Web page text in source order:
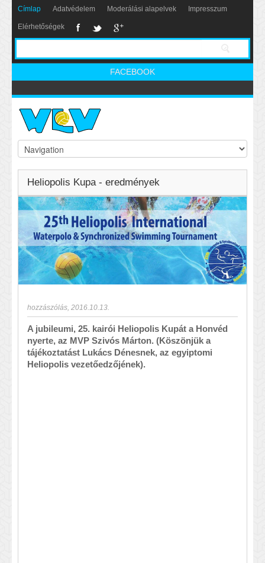
Címlap Adatvédelem Moderálási alapelvek Impresszum
Elérhetőségek
FACEBOOK
Heliopolis Kupa - eredmények
hozzászólás 2016.10.13.
A jubileumi, 25. kairói Heliopolis Kupát a Honvéd
nyerte, az MVP Szivós Márton. (Köszönjük a
tájékoztatást Lukács Dénesnek, az egyiptomi
Heliopolis vezetőedzőjének).